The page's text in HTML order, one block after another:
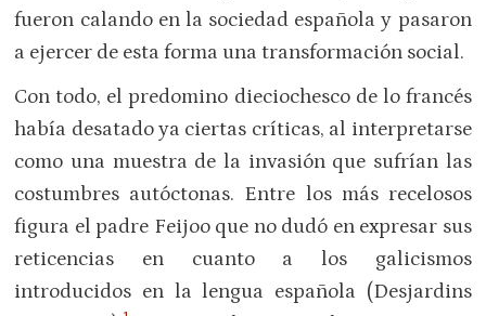
fueron calando en la sociedad española y pasaron
a ejercer de esta forma una transformación social.
Con todo, el predomino dieciochesco de lo francés
había desatado ya ciertas críticas, al interpretarse
como una muestra de la invasión que sufrían las
costumbres autóctonas. Entre los más recelosos
figura el padre Feijoo que no dudó en expresar sus
reticencias en cuanto a los galicismos
introducidos en la lengua española (Desjardins